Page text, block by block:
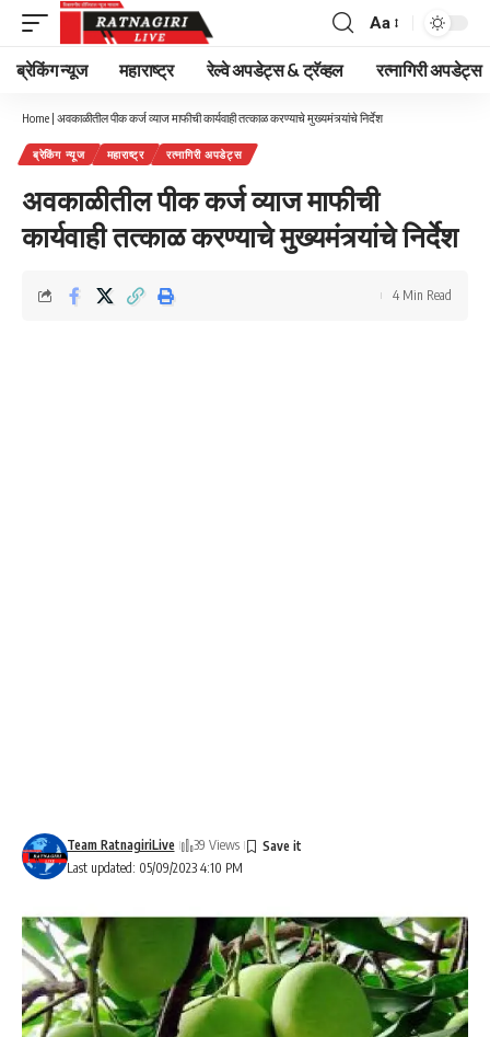
Font
Resizer
Aa
ब्रेकिंग न्यूज महाराष्ट्र रेल्वे अपडेट्स & ट्रॅव्हल रत्नागिरी अपडेट्स
Home | अवकाळीतील पीक कर्ज व्याज माफीची कार्यवाही तत्काळ करण्याचे मुख्यमंत्र्यांचे निर्देश
ब्रेकिंग न्यूज महाराष्ट्र रत्नागिरी अपडेट्स
अवकाळीतील पीक कर्ज व्याज माफीची
कार्यवाही तत्काळ करण्याचे मुख्यमंत्र्यांचे निर्देश
Last updated: 05/09/2023 4:10 PM
Team RatnagiriLive 39 Views
4 Min Read